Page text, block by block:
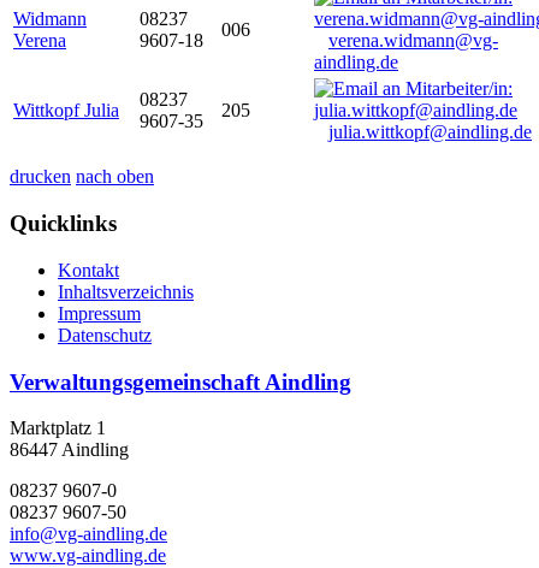
Widmann
Verena
08237
9607-18
006
verena.widmann@vg-
aindling.de
Wittkopf Julia
08237
9607-35
205
julia.wittkopf@aindling.de
drucken nach oben
Quicklinks
Kontakt
Inhaltsverzeichnis
Impressum
Datenschutz
Verwaltungsgemeinschaft Aindling
Marktplatz 1
86447 Aindling
08237 9607-0
08237 9607-50
info@vg-aindling.de
www.vg-aindling.de